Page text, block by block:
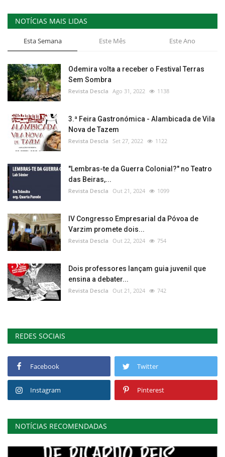
NOTÍCIAS MAIS LIDAS
Esta Semana Este Mês Este Ano
Odemira volta a receber o Festival Terras
Sem Sombra
Revista Descla Ago 31, 2022 1138
3.ª Feira Gastronómica - Alambicada de Vila
Nova de Tazem
Revista Descla Set 27, 2022 1122
"Lembras-te da Guerra Colonial?" no Teatro
das Beiras,...
Revista Descla Out 21, 2024 1099
IV Congresso Empresarial da Póvoa de
Varzim promete dois...
Revista Descla Out 22, 2024 754
Dois professores lançam guia juvenil que
ensina a debater...
Revista Descla Out 21, 2024 742
REDES SOCIAIS
Facebook Twitter
Instagram Pinterest
NOTÍCIAS RECOMENDADAS